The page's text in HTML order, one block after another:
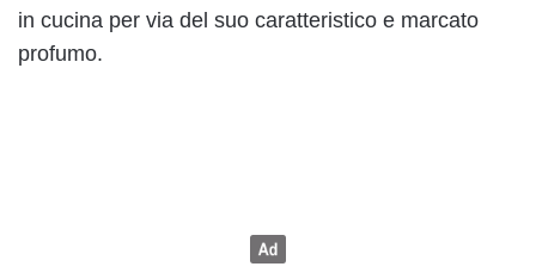
in cucina per via del suo caratteristico e marcato
profumo.